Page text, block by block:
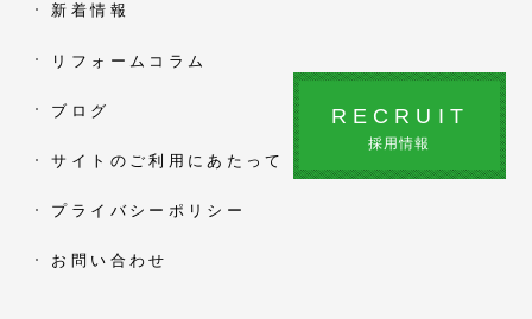
新着情報
リフォームコラム
ブログ
サイトのご利用にあたって
プライバシーポリシー
お問い合わせ
RECRUIT
採用情報